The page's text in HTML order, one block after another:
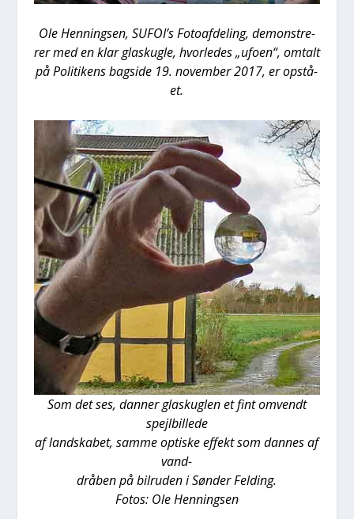
Ole Hen­nings­en, SUFOI’s Foto­af­de­ling, demon­stre­
rer med en klar gla­skug­le, hvor­le­des „ufo­en“, omtalt
på Poli­ti­kens bag­si­de 19. novem­ber 2017, er opstå­
et.
Som det ses, dan­ner gla­skug­len et fint omvendt
spejl­bil­le­de
af land­ska­bet, sam­me opti­ske effekt som dan­nes af
vand-
drå­ben på bil­r­u­den i Søn­der Fel­ding.
Fotos: Ole Hen­nings­en